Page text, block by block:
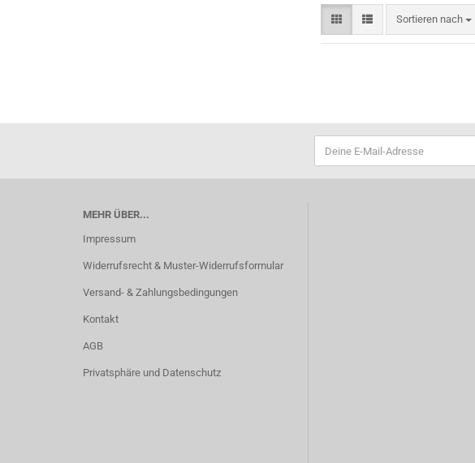
Sortieren nach
Sortieren nach
MEHR ÜBER...
Impressum
Widerrufsrecht & Muster-Widerrufsformular
Versand- & Zahlungsbedingungen
Kontakt
AGB
Privatsphäre und Datenschutz